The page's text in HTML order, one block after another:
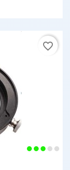
favorite_border